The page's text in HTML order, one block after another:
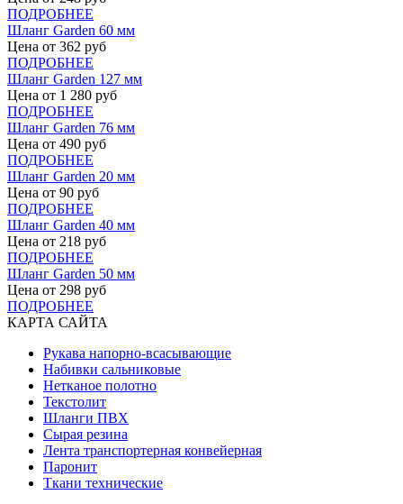
ПОДРОБНЕЕ
Шланг Garden 60 мм
Цена от 362 руб
ПОДРОБНЕЕ
Шланг Garden 127 мм
Цена от 1 280 руб
ПОДРОБНЕЕ
Шланг Garden 76 мм
Цена от 490 руб
ПОДРОБНЕЕ
Шланг Garden 20 мм
Цена от 90 руб
ПОДРОБНЕЕ
Шланг Garden 40 мм
Цена от 218 руб
ПОДРОБНЕЕ
Шланг Garden 50 мм
Цена от 298 руб
ПОДРОБНЕЕ
КАРТА САЙТА
Рукава напорно-всасывающие
Набивки сальниковые
Нетканое полотно
Текстолит
Шланги ПВХ
Сырая резина
Лента транспортерная конвейерная
Паронит
Ткани технические